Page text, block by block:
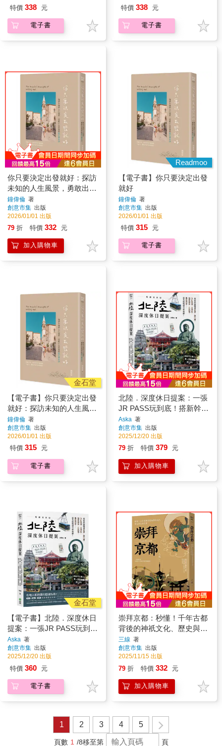
特價 338 元
電子書
特價 338 元
電子書
你只要決定出發就好：探訪
未知的人生風景，勇敢出走
世界的旅行基本法
鐘偉倫 著
創意市集 出版
2026/01/01 出版
79 折 特價 332 元
加入購物車
Readmoo
【電子書】你只要決定出發
就好
鐘偉倫 著
創意市集 出版
2026/01/01 出版
特價 315 元
電子書
金石堂
【電子書】你只要決定出發
就好：探訪未知的人生風
景，勇敢出走世界的旅行基
本法
鐘偉倫 著
創意市集 出版
2026/01/01 出版
特價 315 元
電子書
北陸．深度休日提案：一張
JR PASS玩到底！搭新幹線
暢遊金澤、兼六園、立山黑
部、合掌村、加賀溫泉、上
高地、觀光列車……最美秘
境超完整規劃！暢銷最新版
Aska 著
創意市集 出版
2025/12/20 出版
79 折 特價 379 元
加入購物車
金石堂
【電子書】北陸．深度休日
提案：一張JR PASS玩到
底！搭新幹線暢遊金澤、兼
六園、立山黑部、合掌村、
加賀溫泉、上高地、觀光列
車……最美秘境超完整規
劃！
Aska 著
創意市集 出版
2025/12/20 出版
特價 360 元
電子書
崇拜京都：秒懂！千年古都
背後的神祇文化、歷史與民
俗行事【二版】
三線 著
創意市集 出版
2025/11/15 出版
79 折 特價 332 元
加入購物車
1 2 3 4 5
頁數 1 /8移至第 頁